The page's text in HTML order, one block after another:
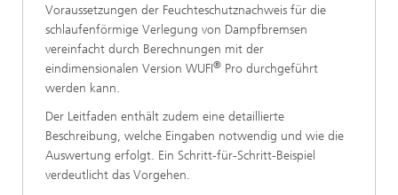
Voraussetzungen der Feuchteschutznachweis für die
schlaufenförmige Verlegung von Dampfbremsen
vereinfacht durch Berechnungen mit der
eindimensionalen Version WUFI® Pro durchgeführt
werden kann.
Der Leitfaden enthält zudem eine detaillierte
Beschreibung, welche Eingaben notwendig und wie die
Auswertung erfolgt. Ein Schritt-für-Schritt-Beispiel
verdeutlicht das Vorgehen.